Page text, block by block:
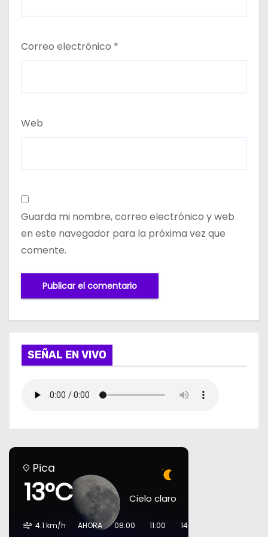
Correo electrónico *
Web
Guarda mi nombre, correo electrónico y web
en este navegador para la próxima vez que
comente.
SEÑAL EN VIVO
Pica
13°C Cielo claro
4.1 km/h
AHORA 08:00 11:00 14:00